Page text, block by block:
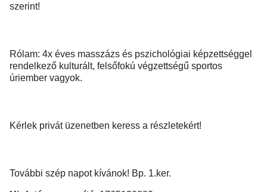
szerint!
Rólam: 4x éves masszázs és pszichológiai képzettséggel
rendelkező kulturált, felsőfokú végzettségű sportos
úriember vagyok.
Kérlek privát üzenetben keress a részletekért!
További szép napot kívánok! Bp. 1.ker.